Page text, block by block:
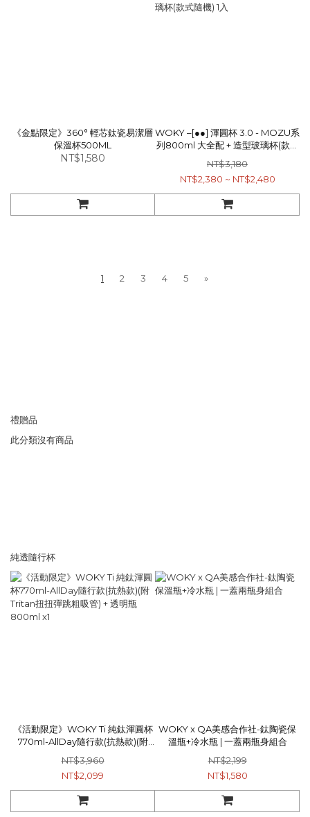
《金點限定》360° 輕芯鈦瓷易潔層
保溫杯500ML
NT$1,580
WOKY –[●●] 渾圓杯 3.0 - MOZU系
列800ml 大全配 + 造型玻璃杯(款式
隨機) 1入
NT$3,180
NT$2,380 ~ NT$2,480
1 2 3 4 5 »
禮贈品
此分類沒有商品
純透隨行杯
《活動限定》WOKY Ti 純鈦渾圓杯
770ml-AllDay隨行款(抗熱款)(附
Tritan扭扭彈跳粗吸管) + 透明瓶
800ml x1
NT$3,960
NT$2,099
WOKY x QA美感合作社-鈦陶瓷保
溫瓶+冷水瓶 | 一蓋兩瓶身組合
NT$2,199
NT$1,580